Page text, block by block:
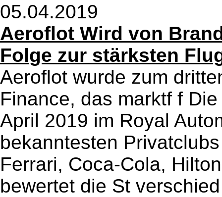
05.04.2019
Aeroflot Wird von
Folge zur stärksten
Aeroflot wurde zum
Finance, das marktf f
April 2019 im Royal
bekanntesten
Ferrari, Coca-Cola,
bewertet die St